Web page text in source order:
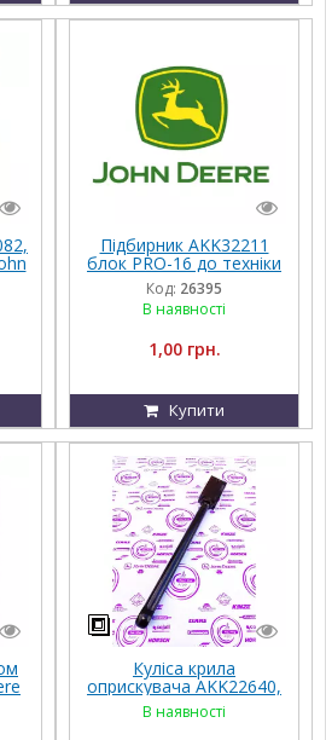
Підбирник AKK32211
блок PRO-16 до техніки
John Deere
Код: 26395
В наявності
1,00 грн.
Купити
Куліса крила
оприскувача AKK22640,
AN209927 до John Deere
4730, 4830, M4030,
В наявності